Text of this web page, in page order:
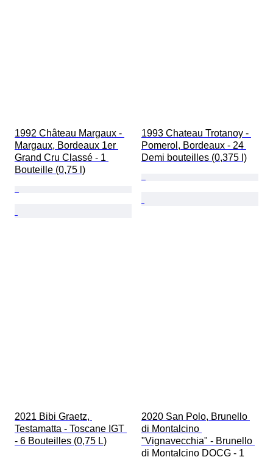
1992 Château Margaux -
Margaux, Bordeaux 1er
Grand Cru Classé - 1
Bouteille (0,75 l)
1993 Chateau Trotanoy -
Pomerol, Bordeaux - 24
Demi bouteilles (0,375 l)
2021 Bibi Graetz,
Testamatta - Toscane IGT
- 6 Bouteilles (0,75 L)
2020 San Polo, Brunello
di Montalcino
"Vignavecchia" - Brunello
di Montalcino DOCG - 1